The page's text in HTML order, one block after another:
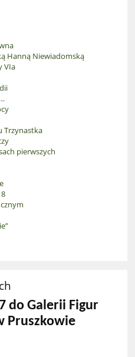
Hanną Niewiadomską
VIa
Trzynastka
pierwszych
do Galerii Figur
Pruszkowie